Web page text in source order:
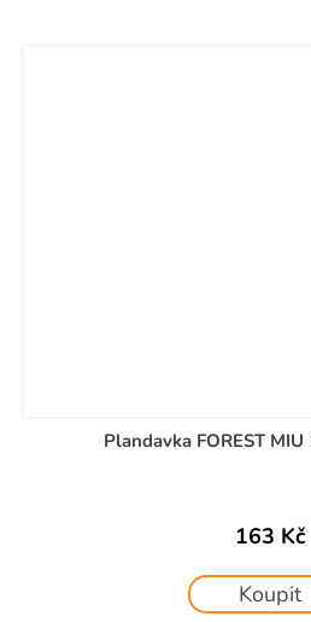
Plandavka FOREST
163 Kč
Koupit